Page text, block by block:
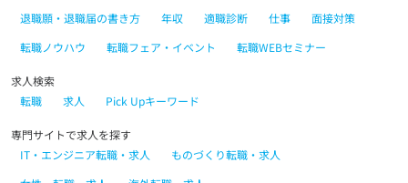
退職願・退職届の書き方
年収 適職診断 仕事
面接対策
転職ノウハウ
転職フェア・イベント 転職WEBセミナー
求人検索
転職
求人 Pick Upキーワード
専門サイトで求人を探す
IT・エンジニア転職・求人
ものづくり転職・求人